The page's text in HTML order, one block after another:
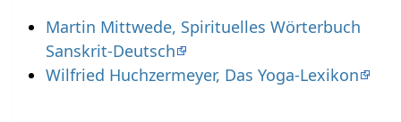
Martin Mittwede, Spirituelles Wörterbuch
Sanskrit-Deutsch
Wilfried Huchzermeyer, Das Yoga-Lexikon